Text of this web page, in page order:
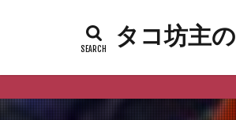
タコ坊主